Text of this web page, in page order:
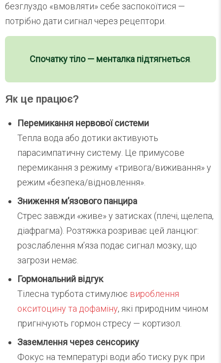
безглуздо «вмовляти» себе заспокоїтися —
потрібно дати сигнал через рецептори.
Спочатку тіло — менталка підтягнеться
Як це працює?
Перемикання нервової системи
Тепла вода або дотики активують
парасимпатичну систему. Це примусове
перемикання з режиму «тривога/виживання» у
режим «безпека/відновлення».
Зниження м’язового панцира
Стрес завжди «живе» у затисках (плечі, щелепа,
діафрагма). Розтяжка розриває цей ланцюг:
розслаблення м’яза подає сигнал мозку, що
загрози немає.
Гормональний відгук
Тілесна турбота стимулює вироблення
окситоцину та дофаміну, які природним чином
пригнічують гормон стресу — кортизол.
Заземлення через сенсорику
Фокус на температурі води або тиску рук при